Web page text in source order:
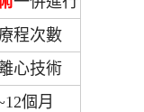
程次數
心技術
個月